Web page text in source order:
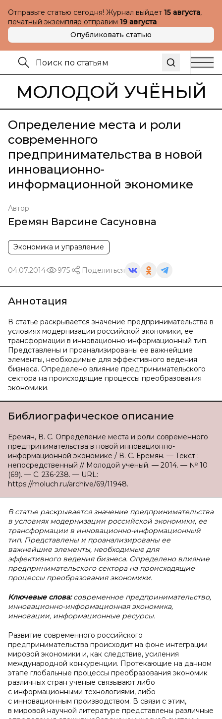
Отправьте статью сегодня! Журнал выйдет 15 августа,
печатный экземпляр отправим 19 августа
Опубликовать статью
МОЛОДОЙ УЧЁНЫЙ
Определение места и роли
современного
предпринимательства в новой
инновационно-
информационной экономике
Автор
Еремян Варсине Сасуновна
Экономика и управление
04.07.2014 975 Поделиться
Аннотация
В статье раскрывается значение предпринимательства в
условиях модернизации российской экономики, ее
трансформации в инновационно-информационный тип.
Представлены и проанализированы ее важнейшие
элементы, необходимые для эффективного ведения
бизнеса. Определено влияние предпринимательского
сектора на происходящие процессы преобразования
экономики.
Библиографическое описание
Еремян, В. С. Определение места и роли современного
предпринимательства в новой инновационно-
информационной экономике / В. С. Еремян. — Текст :
непосредственный // Молодой ученый. — 2014. — № 10
(69). — С. 236-238. — URL:
https://moluch.ru/archive/69/11948.
В статье раскрывается значение предпринимательства
в условиях модернизации российской экономики, ее
трансформации в инновационно-информационный
тип. Представлены и проанализированы ее
важнейшие элементы, необходимые для
эффективного ведения бизнеса. Определено влияние
предпринимательского сектора на происходящие
процессы преобразования экономики.
Ключевые слова: современное предпринимательство,
инновационно-информационная экономика,
инновации, информационные ресурсы.
Развитие современного российского
предпринимательства происходит на фоне интеграции
мировой экономики и, как следствие, усиления
международной конкуренции. Протекающие на данном
этапе глобальные процессы преобразования экономик
различных стран ученые связывают либо
с информационными технологиями, либо
с инновационным производством. В связи с этим,
в мировой научной литературе представлены различные